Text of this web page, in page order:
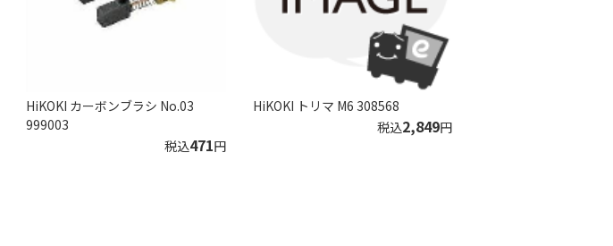
HiKOKI カーボンブラシ No.03
999003
税込471円
HiKOKI トリマ M6 308568
税込2,849円